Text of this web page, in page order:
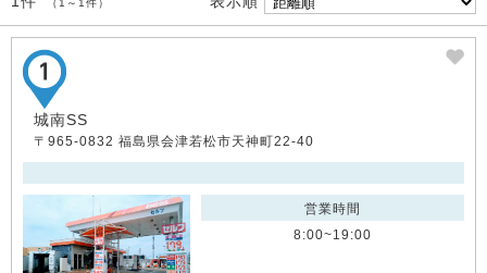
（1～1件）
城南SS
〒965-0832 福島県会津若松市天神町22-40
営業時間
8:00~19:00